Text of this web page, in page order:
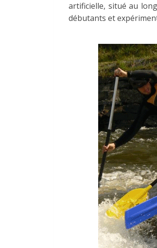
artificielle, situé au
débutants et